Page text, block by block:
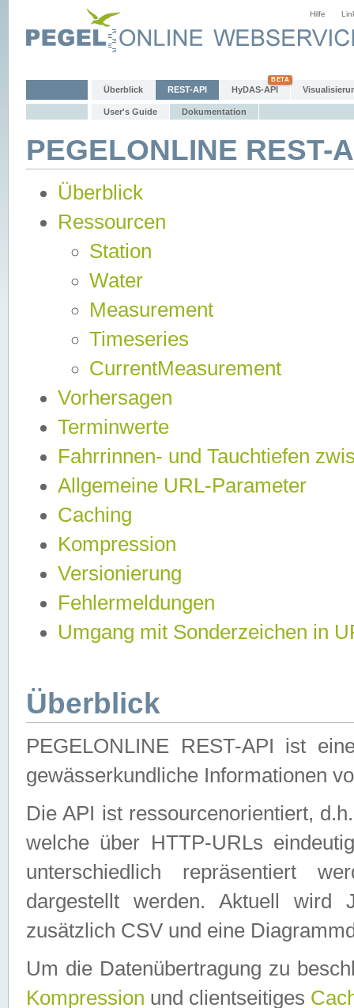
Hilfe
Überblick REST-API HyDAS-API
User's Guide Dokumentation
PEGELONLINE
Überblick
Ressourcen
Station
Water
Measurement
Timeseries
CurrentMeasurement
Vorhersagen
Terminwerte
Fahrrinnen- und Tauchtiefen
Allgemeine URL-Parameter
Caching
Kompression
Versionierung
Fehlermeldungen
Umgang mit Sonderzeichen in
Überblick
PEGELONLINE REST-API ist
gewässerkundliche Informationen
Die API ist ressourcenorientiert,
welche über HTTP-URLs
unterschiedlich repräsentiert
dargestellt werden. Aktuell wird
zusätzlich CSV und eine
Um die Datenübertragung zu
Kompression und clientseitiges